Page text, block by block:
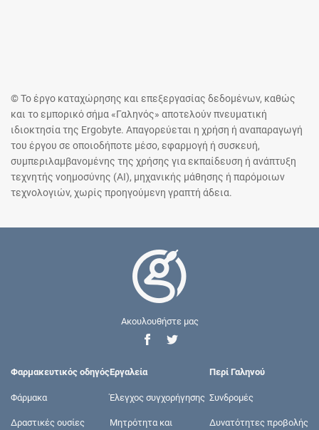
© Το έργο καταχώρησης και επεξεργασίας δεδομένων, καθώς
και το εμπορικό σήμα «Γαληνός» αποτελούν πνευματική
ιδιοκτησία της Ergobyte. Απαγορεύεται η χρήση ή αναπαραγωγή
του έργου σε οποιοδήποτε μέσο, εφαρμογή ή συσκευή,
συμπεριλαμβανομένης της χρήσης για εκπαίδευση ή ανάπτυξη
τεχνητής νοημοσύνης (AI), μηχανικής μάθησης ή παρόμοιων
τεχνολογιών, χωρίς προηγούμενη γραπτή άδεια.
Ακουλουθήστε μας
Φαρμακευτικός οδηγός
Φάρμακα
Δραστικές ουσίες
Εργαλεία
Έλεγχος συγχορήγησης
Μητρότητα και
Περί Γαληνού
Συνδρομές
Δυνατότητες προβολής